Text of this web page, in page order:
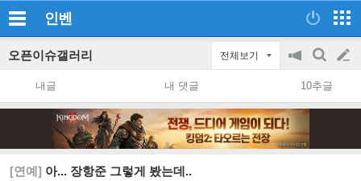
인벤
오픈이슈갤러리 전체보기
공
지
on/off
검
색
글
쓰
내글 내 댓글 10추글
[연예] 아... 장항준 그렇게 봤는데..